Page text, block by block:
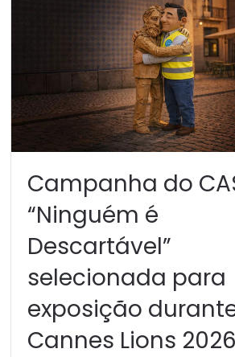
Campanha do
“Ninguém é
Descartável”
selecionada para
exposição
Cannes Lions 2026